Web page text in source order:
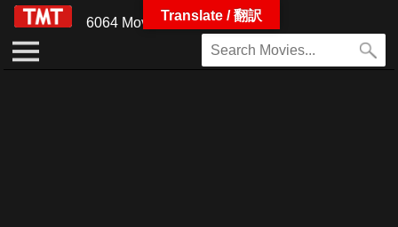
6064 MoviesTranslate / 翻訳